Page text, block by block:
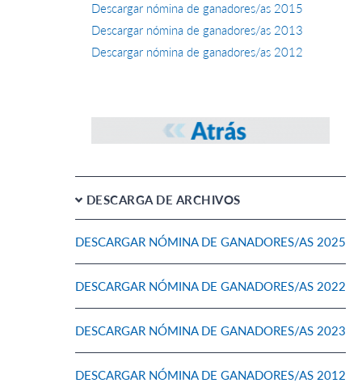
Descargar nómina de ganadores/as 2015
Descargar nómina de ganadores/as 2013
Descargar nómina de ganadores/as 2012
DESCARGA DE ARCHIVOS
DESCARGAR NÓMINA DE GANADORES/AS 2025
DESCARGAR NÓMINA DE GANADORES/AS 2022
DESCARGAR NÓMINA DE GANADORES/AS 2023
DESCARGAR NÓMINA DE GANADORES/AS 2012